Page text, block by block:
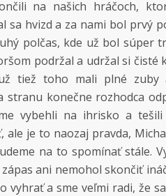
na našich hráčoch,
sa hvizd a za nami bol prvý
polčas, kde už bol súper
podržal a udržal si čisté
tiež toho mali plné zuby
konečne rozhodca
vybehli na ihrisko a
je to naozaj pravda,
na to spomínať stále.
ani nemohol skončiť
vyhrať a sme veľmi radi, že